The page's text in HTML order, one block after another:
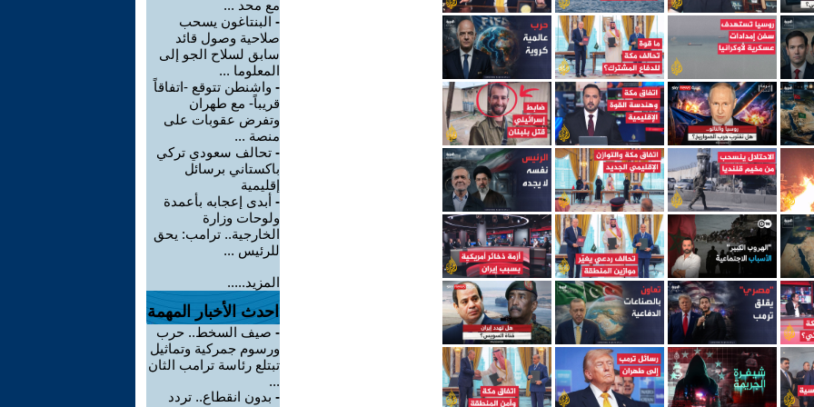
مع محد ...
- البنتاغون يسحب
صلاحية وصول قائد
سابق لسلاح الجو إلى
المعلوما ...
- واشنطن تتوقع -اتفاقاً
قريباً- مع طهران
وتفرض عقوبات على
منصة ...
- تحالف سعودي تركي
باكستاني برسائل
إقليمية
- أبدى إعجابه بأعمدة
ولوحات وزارة
الخارجية.. ترامب: يحق
للرئيس ...
المزيد.....
احدث الأخبار المهمة
- صيف السخط.. حرب
ورسوم جمركية وتماثيل
تبتلع رئاسة ترامب الثان
...
- بدون انقطاع.. تردد